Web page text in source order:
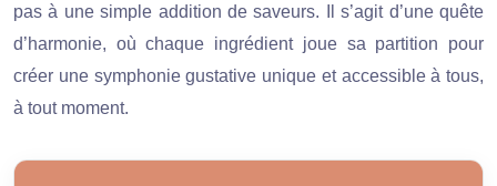
pas à une simple addition de saveurs. Il s’agit d’une quête
d’harmonie, où chaque ingrédient joue sa partition pour
créer une symphonie gustative unique et accessible à tous,
à tout moment.